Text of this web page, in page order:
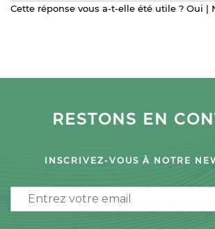
Cette réponse vous a-t-elle été utile ? Oui |
RESTONS EN
INSCRIVEZ-VOUS À NOTRE
Email